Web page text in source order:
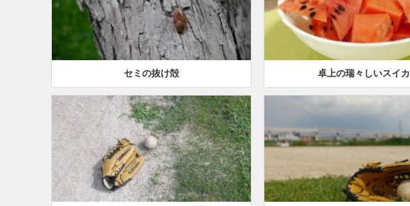
セミの抜け殻 卓上の瑞々しいスイカ